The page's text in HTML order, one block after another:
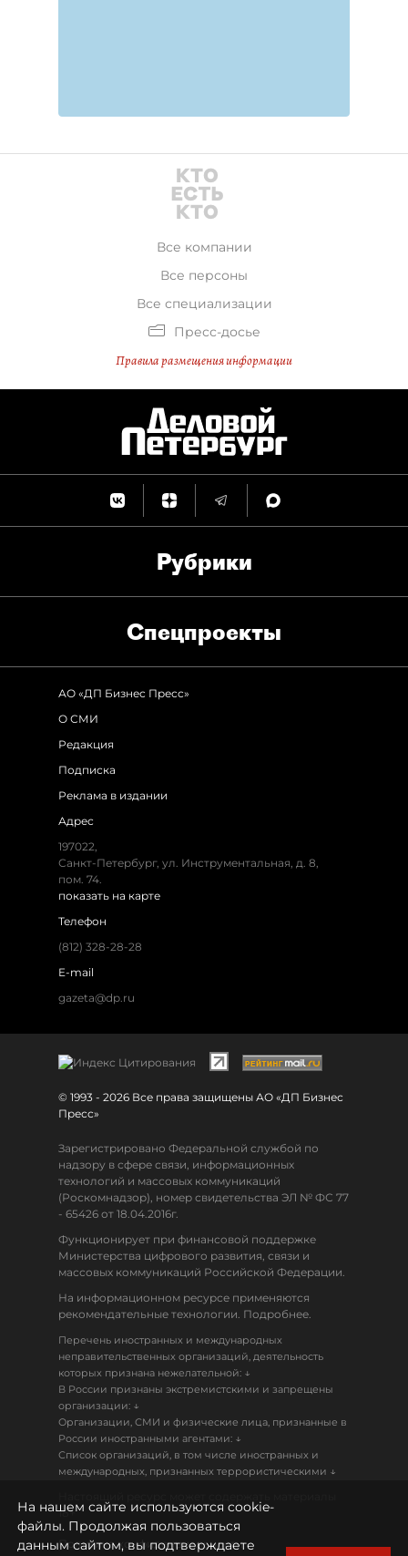
Все компании
Все персоны
Все специализации
Пресс-досье
Правила размещения информации
Рубрики
Спец­проекты
АО «ДП Бизнес Пресс»
О СМИ
Редакция
Подписка
Реклама в издании
Адрес
197022,
Санкт-Петербург, ул. Инструментальная, д. 8,
пом. 74.
показать на карте
Телефон
(812) 328-28-28
E-mail
gazeta@dp.ru
© 1993 - 2026 Все права защищены АО «ДП Бизнес
Пресс»
Зарегистрировано Федеральной службой по
надзору в сфере связи, информационных
технологий и массовых коммуникаций
(Роскомнадзор), номер свидетельства ЭЛ № ФС 77
- 65426 от 18.04.2016г.
Функционирует при финансовой поддержке
Министерства цифрового развития, связи и
массовых коммуникаций Российской Федерации.
На информационном ресурсе применяются
рекомендательные технологии. Подробнее.
Перечень иностранных и международных
неправительственных организаций, деятельность
которых признана нежелательной: ↓
В России признаны экстремистскими и запрещены
организации: ↓
Организации, СМИ и физические лица, признанные в
России иностранными агентами: ↓
Список организаций, в том числе иностранных и
международных, признанных террористическими ↓
18+
Политика конфиденциальности
На нашем сайте используются cookie-
файлы. Продолжая пользоваться
данным сайтом, вы подтверждаете